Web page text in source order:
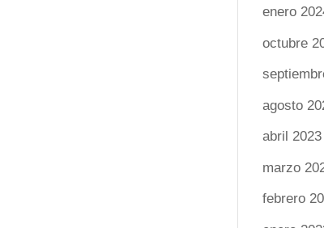
enero
octubre
agosto
abril 2023
marzo
febrero